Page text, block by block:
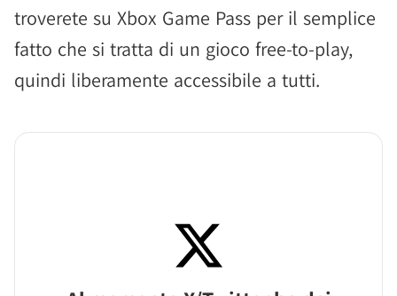
troverete su Xbox Game Pass per il semplice
fatto che si tratta di un gioco free-to-play,
quindi liberamente accessibile a tutti.